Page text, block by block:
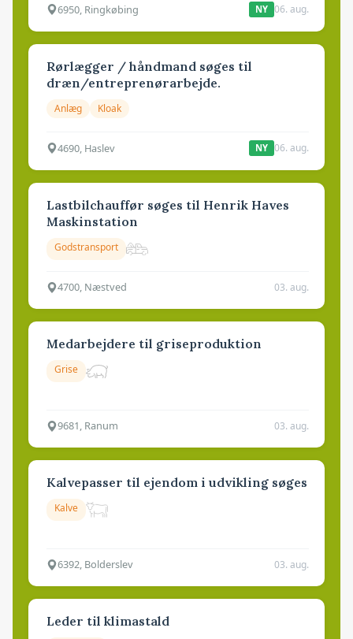
6950, Ringkøbing NY 06. aug.
Rørlægger / håndmand søges til
dræn/entreprenørarbejde.
Anlæg Kloak
4690, Haslev NY 06. aug.
Lastbilchauffør søges til Henrik Haves
Maskinstation
Godstransport
4700, Næstved 03. aug.
Medarbejdere til griseproduktion
Grise
9681, Ranum 03. aug.
Kalvepasser til ejendom i udvikling søges
Kalve
6392, Bolderslev 03. aug.
Leder til klimastald